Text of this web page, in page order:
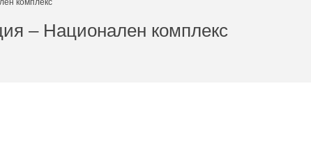
комплекс
– Национален комплекс